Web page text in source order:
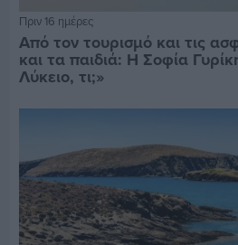
Πριν 16 ημέρες
Από τον τουρισμό και τις
και τα παιδιά: Η Σοφία
Λύκειο, τι;»